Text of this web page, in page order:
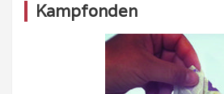
Kampfonden